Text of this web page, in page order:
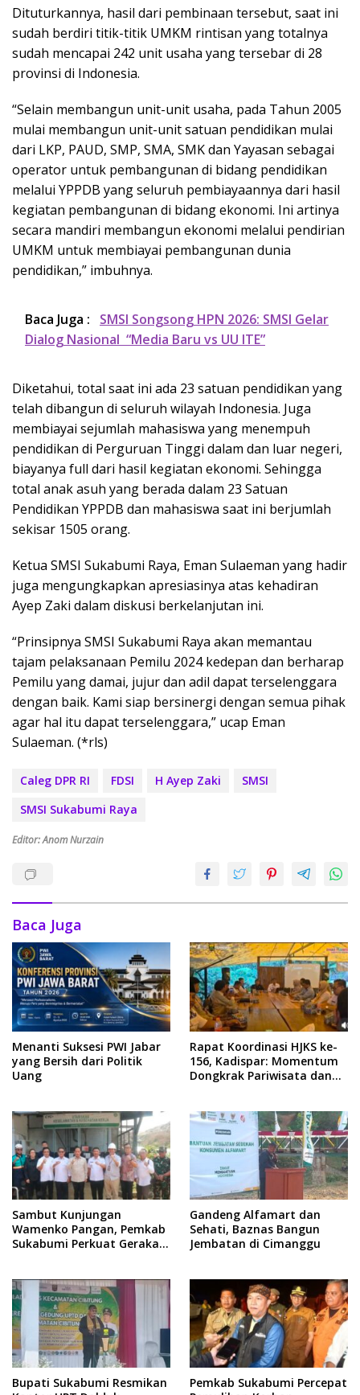
Dituturkannya, hasil dari pembinaan tersebut, saat ini
sudah berdiri titik-titik UMKM rintisan yang totalnya
sudah mencapai 242 unit usaha yang tersebar di 28
provinsi di Indonesia.
“Selain membangun unit-unit usaha, pada Tahun 2005
mulai membangun unit-unit satuan pendidikan mulai
dari LKP, PAUD, SMP, SMA, SMK dan Yayasan sebagai
operator untuk pembangunan di bidang pendidikan
melalui YPPDB yang seluruh pembiayaannya dari hasil
kegiatan pembangunan di bidang ekonomi. Ini artinya
secara mandiri membangun ekonomi melalui pendirian
UMKM untuk membiayai pembangunan dunia
pendidikan,” imbuhnya.
Baca Juga :
SMSI Songsong HPN 2026: SMSI Gelar
Dialog Nasional “Media Baru vs UU ITE”
Diketahui, total saat ini ada 23 satuan pendidikan yang
telah dibangun di seluruh wilayah Indonesia. Juga
membiayai sejumlah mahasiswa yang menempuh
pendidikan di Perguruan Tinggi dalam dan luar negeri,
biayanya full dari hasil kegiatan ekonomi. Sehingga
total anak asuh yang berada dalam 23 Satuan
Pendidikan YPPDB dan mahasiswa saat ini berjumlah
sekisar 1505 orang.
Ketua SMSI Sukabumi Raya, Eman Sulaeman yang hadir
juga mengungkapkan apresiasinya atas kehadiran
Ayep Zaki dalam diskusi berkelanjutan ini.
“Prinsipnya SMSI Sukabumi Raya akan memantau
tajam pelaksanaan Pemilu 2024 kedepan dan berharap
Pemilu yang damai, jujur dan adil dapat terselenggara
dengan baik. Kami siap bersinergi dengan semua pihak
agar hal itu dapat terselenggara,” ucap Eman
Sulaeman. (*rls)
Caleg DPR RI FDSI H Ayep Zaki
SMSI
SMSI Sukabumi Raya
Editor: Anom Nurzain
Baca Juga
Menanti Suksesi PWI Jabar
yang Bersih dari Politik
Uang
Rapat Koordinasi HJKS ke-
156, Kadispar: Momentum
Dongkrak Pariwisata dan
Sambut Kunjungan
Wamenko Pangan, Pemkab
Sukabumi Perkuat Gerakan
Gandeng Alfamart dan
Sehati, Baznas Bangun
Jembatan di Cimanggu
Bupati Sukabumi Resmikan
Pemkab Sukabumi Percepat